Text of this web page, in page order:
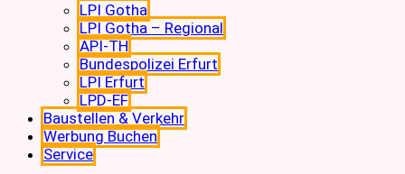
LPI Gotha
LPI Gotha – Regional
API-TH
Bundespolizei Erfurt
LPI Erfurt
LPD-EF
Baustellen & Verkehr
Werbung Buchen
Service